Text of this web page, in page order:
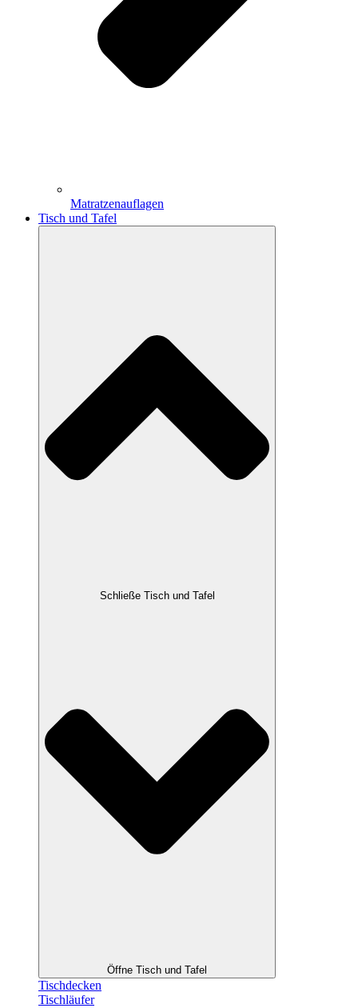
Matratzenauflagen
Tisch und Tafel
Schließe Tisch und Tafel
Öffne Tisch und Tafel
Tischdecken
Tischläufer